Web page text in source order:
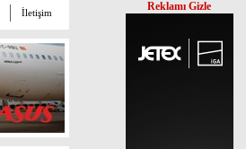
İletişim Reklamı Gizle